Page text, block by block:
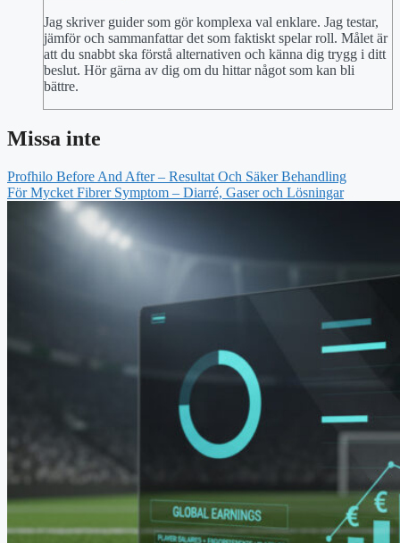
Jag skriver guider som gör komplexa val enklare. Jag testar,
jämför och sammanfattar det som faktiskt spelar roll. Målet är
att du snabbt ska förstå alternativen och känna dig trygg i ditt
beslut. Hör gärna av dig om du hittar något som kan bli
bättre.
Missa inte
Profhilo Before And After – Resultat Och Säker Behandling
För Mycket Fibrer Symptom – Diarré, Gaser och Lösningar